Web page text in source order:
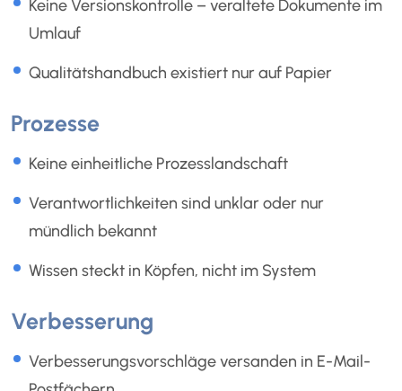
Keine Versionskontrolle – veraltete Dokumente im
Umlauf
Qualitätshandbuch existiert nur auf Papier
Prozesse
Keine einheitliche Prozesslandschaft
Verantwortlichkeiten sind unklar oder nur
mündlich bekannt
Wissen steckt in Köpfen, nicht im System
Verbesserung
Verbesserungsvorschläge versanden in E-Mail-